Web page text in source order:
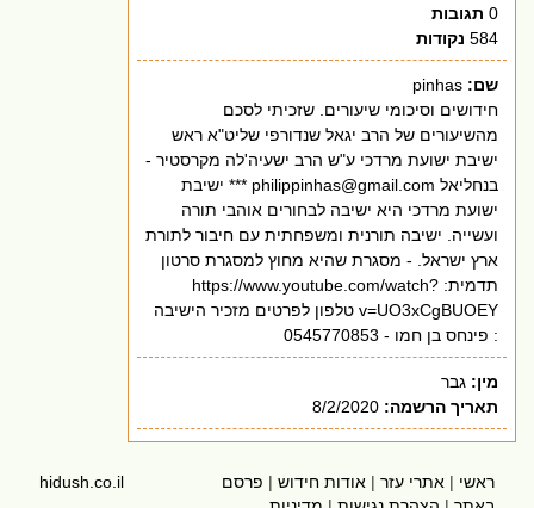
0 תגובות
584 נקודות
שם:
חידושים וסיכומי שיעורים. שזכיתי לסכם
מהשיעורים של הרב יגאל שנדורפי שליט"א ראש
ישיבת ישועת מרדכי ע"ש הרב ישעיה'לה מקרסטיר -
בנחליאל philippinhas@gmail.com *** ישיבת
ישועת מרדכי היא ישיבה לבחורים אוהבי תורה
ועשייה. ישיבה תורנית ומשפחתית עם חיבור לתורת
ארץ ישראל. - מסגרת שהיא מחוץ למסגרת סרטון
תדמית: https://www.youtube.com/watch?
v=UO3xCgBUOEY טלפון לפרטים מזכיר הישיבה
: פינחס בן חמו - 0545770853
מין: גבר
תאריך הרשמה: 8/2/2020
ראשי | אתרי עזר | אודות חידוש | פרסם
hidush.co.il